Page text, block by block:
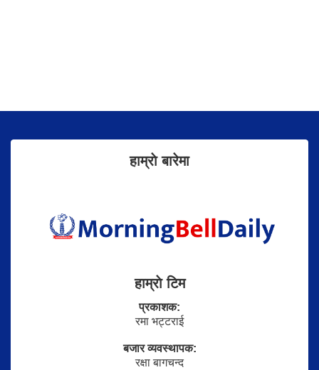
हाम्राे बारेमा
हाम्राे टिम
प्रकाशक:
रमा भट्टराई
बजार व्यवस्थापक:
रक्षा बागचन्द